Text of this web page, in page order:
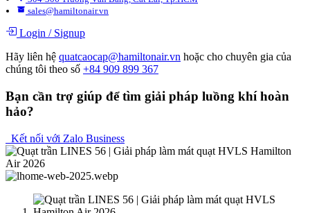
sales@hamiltonair.vn
Login /Signup
Hãy liên hệ quatcaocap@hamiltonair.vn hoặc cho chuyên gia của
chúng tôi theo số +84 909 899 367
Bạn cần trợ giúp để tìm giải pháp luồng khí hoàn
hảo?
Kết nối với Zalo Business